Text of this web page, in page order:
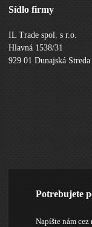
Sídlo firmy
IL Trade spol. s r.o.
Hlavná 1538/31
929 01 Dunajská Streda
Potrebujete
Napíšte nám cez